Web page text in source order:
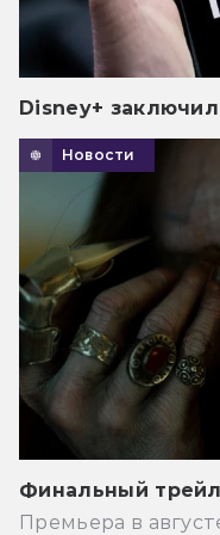
Disney+
Новости
Финальный
Премьера в